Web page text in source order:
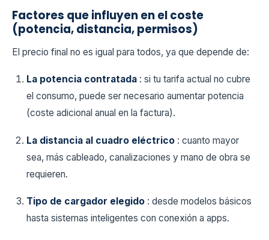
Factores que influyen en el coste
(potencia, distancia, permisos)
El precio final no es igual para todos, ya que depende de:
La potencia contratada : si tu tarifa actual no cubre
el consumo, puede ser necesario aumentar potencia
(coste adicional anual en la factura).
La distancia al cuadro eléctrico : cuanto mayor
sea, más cableado, canalizaciones y mano de obra se
requieren.
Tipo de cargador elegido : desde modelos básicos
hasta sistemas inteligentes con conexión a apps.